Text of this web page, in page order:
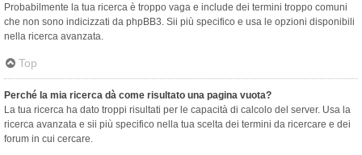
Probabilmente la tua ricerca è troppo vaga e include dei termini troppo comuni
che non sono indicizzati da phpBB3. Sii più specifico e usa le opzioni disponibili
nella ricerca avanzata.
Top
Perché la mia ricerca dà come risultato una pagina vuota?
La tua ricerca ha dato troppi risultati per le capacità di calcolo del server. Usa la
ricerca avanzata e sii più specifico nella tua scelta dei termini da ricercare e dei
forum in cui cercare.